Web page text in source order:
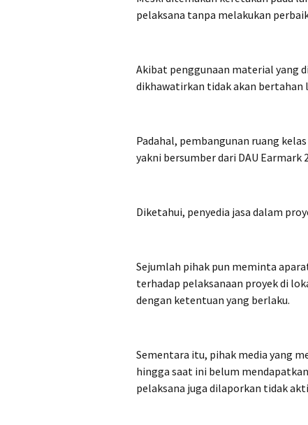
pelaksana tanpa melakukan
‎Akibat penggunaan material yang
dikhawatirkan tidak akan bertahan
‎Padahal, pembangunan ruang
yakni bersumber dari DAU Earmark
‎Diketahui, penyedia jasa dalam
‎Sejumlah pihak pun meminta
terhadap pelaksanaan proyek di
dengan ketentuan yang berlaku.
‎Sementara itu, pihak media yang
hingga saat ini belum
pelaksana juga dilaporkan tidak